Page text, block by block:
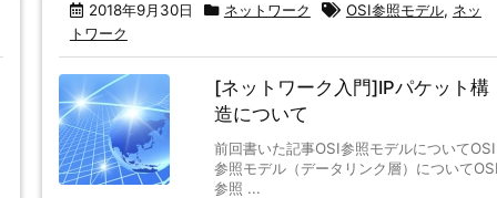
2018年9月30日 ネットワーク OSI参照モデル, ネッ
トワーク
[ネットワーク入門]IPパケット構
造について
前回書いた記事OSI参照モデルについてOSI
参照モデル（データリンク層）について
参照 ...